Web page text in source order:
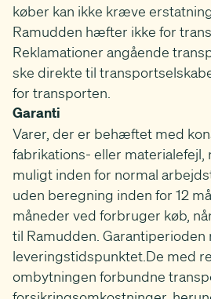
køber kan ikke kræve
Ramudden hæfter ikke for
Reklamationer angående
ske direkte til
for transporten.
Garanti
Varer, der er behæftet med
fabrikations- eller
muligt inden for normal
uden beregning inden for 12
måneder ved forbruger køb,
til Ramudden. Garantiperioden
leveringstidspunktet.De med
ombytningen forbundne